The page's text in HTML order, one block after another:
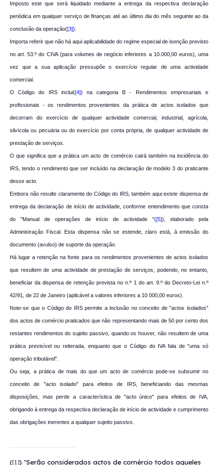
Imposto este que será liquidado mediante a entrega da respectiva declaração
periódica em qualquer serviço de finanças até ao último dia do mês seguinte ao da
conclusão da operação([3]).
Importa referir que não há aqui aplicabilidade do regime especial de isenção previsto
no art. 53.º do CIVA (para volumes de negócio inferiores a 10.000,00 euros), uma
vez que a sua aplicação pressupõe o exercício regular de uma actividade
comercial.
O Código do IRS inclui([4]) na categoria B - Rendimentos empresariais e
profissionais - os rendimentos provenientes da prática de actos isolados que
decorram do exercício de qualquer actividade comercial, industrial, agrícola,
silvícola ou pecuária ou do exercício por conta própria, de qualquer actividade de
prestação de serviços.
O que significa que a prática um acto de comércio cairá também na incidência do
IRS, tendo o rendimento que ser incluído na declaração de modelo 3 do praticante
desse acto.
Embora não resulte claramente do Código do IRS, também aqui existe dispensa de
entrega da declaração de início de actividade, conforme entendimento que consta
do "Manual de operações de início de actividade "([5]), elaborado pela
Administração Fiscal. Esta dispensa não se estende, claro está, à emissão do
documento (avulso) de suporte da operação.
Há lugar a retenção na fonte para os rendimentos provenientes de actos isolados
que resultem de uma actividade de prestação de serviços, podendo, no entanto,
beneficiar da dispensa de retenção prevista no n.º 1 do art. 9.º do Decreto-Lei n.º
42/91, de 22 de Janeiro (aplicável a valores inferiores a 10 000,00 euros).
Note-se que o Código do IRS permite a inclusão no conceito de "actos isolados"
dos actos de comércio praticados que não representando mais de 50 por cento dos
restantes rendimentos do sujeito passivo, quando os houver, não resultem de uma
prática previsível ou reiterada, enquanto que o Código do IVA fala de "uma só
operação tributável".
Ou seja, a prática de mais do que um acto de comércio pode-se subsumir no
conceito de "acto isolado" para efeitos de IRS, beneficiando das mesmas
disposições, mas perde a característica de "acto único" para efeitos de IVA,
obrigando à entrega da respectiva declaração de início de actividade e cumprimento
das obrigações inerentes a qualquer sujeito passivo.
([1]) "Serão considerados actos de comércio todos aqueles